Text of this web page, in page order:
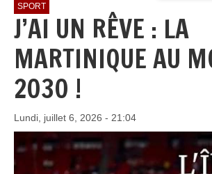
SPORT
J’AI UN RÊVE : LA
MARTINIQUE AU
2030 !
Lundi, juillet 6, 2026 - 21:04